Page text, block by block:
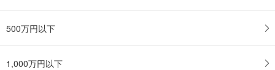
500万円以下
1,000万円以下